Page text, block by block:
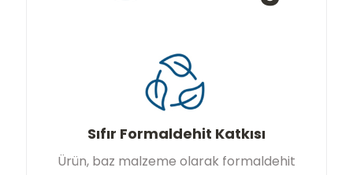
Sıfır Formaldehit Katkısı
Ürün, baz malzeme olarak formaldehit